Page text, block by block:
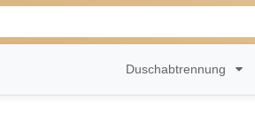
Duschabtrennung